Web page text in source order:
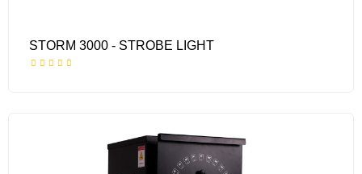
STORM 3000 - STROBE LIGHT